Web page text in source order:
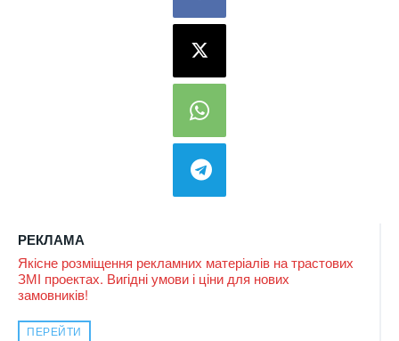
РЕКЛАМА
Якісне розміщення рекламних матеріалів на трастових
ЗМІ проектах. Вигідні умови і ціни для нових
замовників!
ПЕРЕЙТИ